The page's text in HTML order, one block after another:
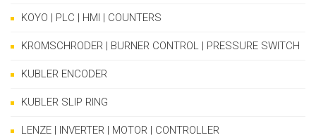
KOYO | PLC | HMI | COUNTERS
KROMSCHRODER | BURNER CONTROL | PRESSURE SWITCH
KUBLER ENCODER
KUBLER SLIP RING
LENZE | INVERTER | MOTOR | CONTROLLER